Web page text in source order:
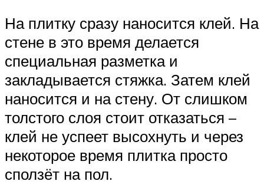
На плитку сразу наносится клей. На
стене в это время делается
специальная разметка и
закладывается стяжка. Затем клей
наносится и на стену. От слишком
толстого слоя стоит отказаться –
клей не успеет высохнуть и через
некоторое время плитка просто
сползёт на пол.